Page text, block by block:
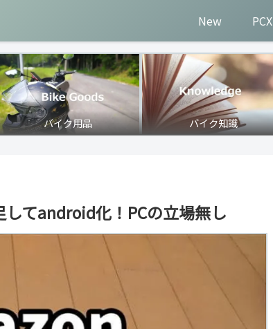
New PCX
バイク用品 バイク知識
てandroid化！PCの立場無し